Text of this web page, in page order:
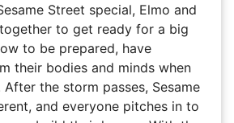
Street special, Elmo and
to get ready for a big
to be prepared, have
their bodies and minds when
the storm passes, Sesame
and everyone pitches in to